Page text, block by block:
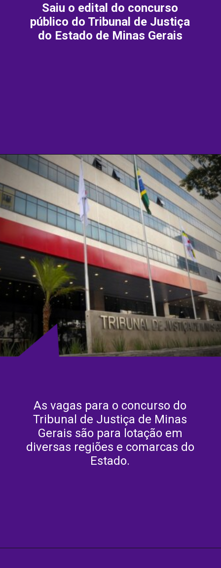
Saiu o edital do concurso
público do Tribunal de Justiça
do Estado de Minas Gerais
Openinghttps://agenciasantarem.com.br/amp
As vagas para o concurso do
Tribunal de Justiça de Minas
Gerais são para lotação em
diversas regiões e comarcas do
Estado.